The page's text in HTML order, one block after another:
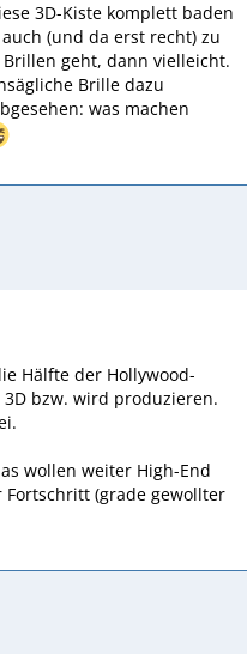
3D-Kiste komplett baden
(und da erst recht) zu
geht, dann vielleicht.
Brille dazu
was machen
Hälfte der Hollywood-
bzw. wird produzieren.
wollen weiter High-End
Fortschritt (grade gewollter